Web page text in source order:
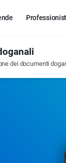
dei documenti